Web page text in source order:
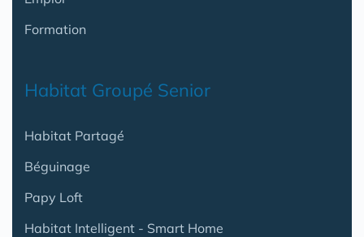
Formation
Habitat Groupé Senior
Habitat Partagé
Béguinage
Papy Loft
Habitat Intelligent - Smart Home